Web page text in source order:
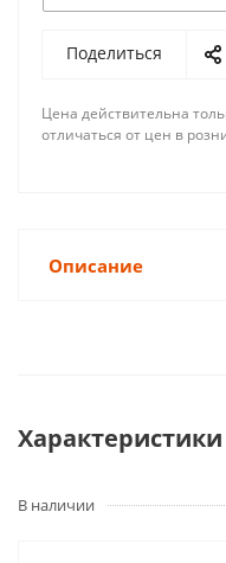
Поделиться
Цена действительна
отличаться от цен в
Описание
Характеристики
В наличии